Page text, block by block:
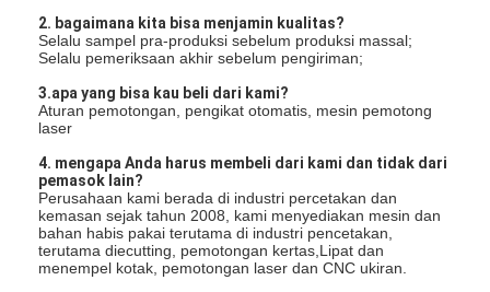
Memotong baja aturan
Die Cutting Consumables
mati peralatan pemotongan
Mesin Auto Bender
mesin laminating industri
Buku membuat mesin
2. bagaimana kita bisa menjamin kualitas?
Selalu sampel pra-produksi sebelum produksi massal;
Selalu pemeriksaan akhir sebelum pengiriman;
3.apa yang bisa kau beli dari kami?
Aturan pemotongan, pengikat otomatis, mesin pemotong
laser
4. mengapa Anda harus membeli dari kami dan tidak dari
pemasok lain?
Perusahaan kami berada di industri percetakan dan
kemasan sejak tahun 2008, kami menyediakan mesin dan
bahan habis pakai terutama di industri pencetakan,
terutama diecutting, pemotongan kertas,Lipat dan
menempel kotak, pemotongan laser dan CNC ukiran.